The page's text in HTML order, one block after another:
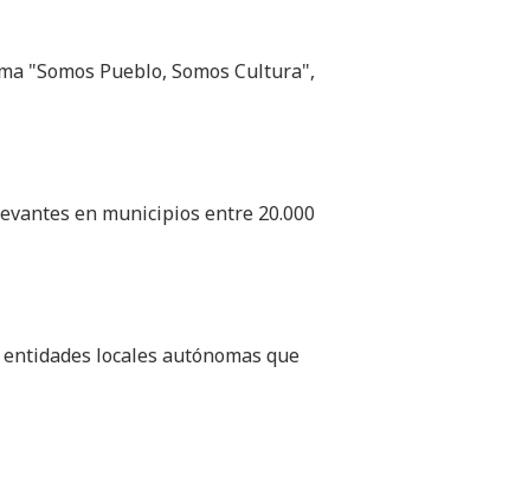
"Somos Pueblo, Somos Cultura",
en municipios entre 20.000
locales autónomas que